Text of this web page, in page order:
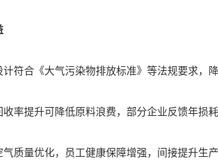
合《大气污染物排放标准》等法规要求，降
提升可降低原料浪费，部分企业反馈年损耗
量优化，员工健康保障增强，间接提升生产